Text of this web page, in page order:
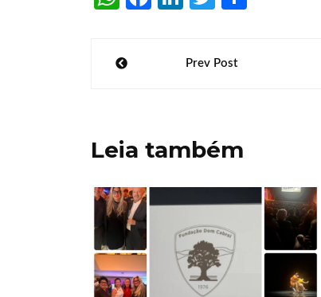
s
p
e
er
Navegação
Prev Post
Leia também